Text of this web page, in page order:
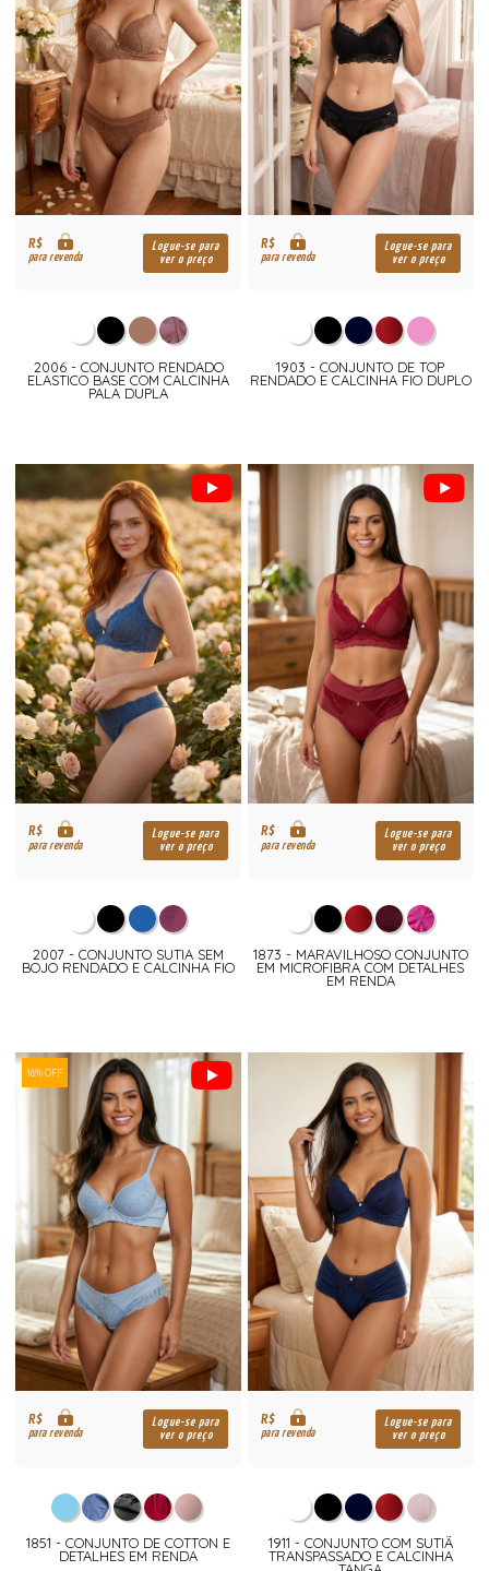
R$
para revenda
Logue-se para
ver o preço
2006 - CONJUNTO RENDADO
ELASTICO BASE COM CALCINHA
PALA DUPLA
R$
para revenda
Logue-se para
ver o preço
1903 - CONJUNTO DE TOP
RENDADO E CALCINHA FIO DUPLO
R$
para revenda
Logue-se para
ver o preço
2007 - CONJUNTO SUTIA SEM
BOJO RENDADO E CALCINHA FIO
R$
para revenda
Logue-se para
ver o preço
1873 - MARAVILHOSO CONJUNTO
EM MICROFIBRA COM DETALHES
EM RENDA
16% OFF
R$
para revenda
Logue-se para
ver o preço
1851 - CONJUNTO DE COTTON E
DETALHES EM RENDA
R$
para revenda
Logue-se para
ver o preço
1911 - CONJUNTO COM SUTIÃ
TRANSPASSADO E CALCINHA